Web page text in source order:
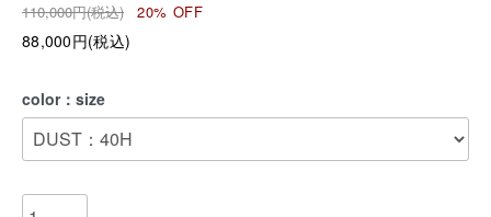
110,000円(税込) 20% OFF
88,000円(税込)
color：size